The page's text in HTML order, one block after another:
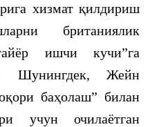
хизмат қилдириш
британиялик
ишчи кучи”га
Шунингдек, Жейн
баҳолаш” билан
учун очилаётган